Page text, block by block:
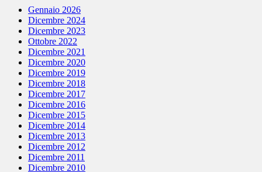
Gennaio 2026
Dicembre 2024
Dicembre 2023
Ottobre 2022
Dicembre 2021
Dicembre 2020
Dicembre 2019
Dicembre 2018
Dicembre 2017
Dicembre 2016
Dicembre 2015
Dicembre 2014
Dicembre 2013
Dicembre 2012
Dicembre 2011
Dicembre 2010